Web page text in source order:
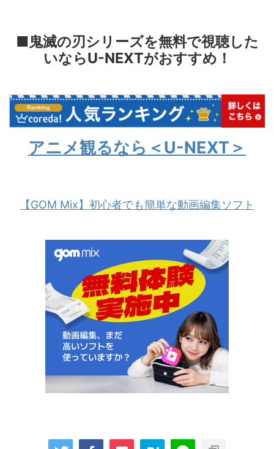
■鬼滅の刃シリーズを無料で視聴した
いならU-NEXTがおすすめ！
アニメ観るなら＜U-NEXT＞
【GOM Mix】初心者でも簡単な動画編集ソフト